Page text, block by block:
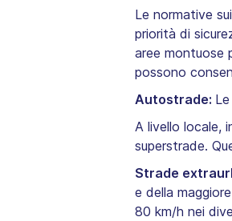
Le normative
priorità di
aree montuose
possono
Autostrade:
A livello locale,
superstrade.
Strade
e della
80 km/h nei